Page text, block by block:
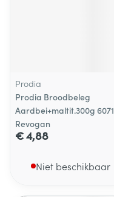
Prodia
Prodia Broodbeleg
Aardbei+maltit.300g 6071
Revogan
€ 4,88
Niet beschikbaar